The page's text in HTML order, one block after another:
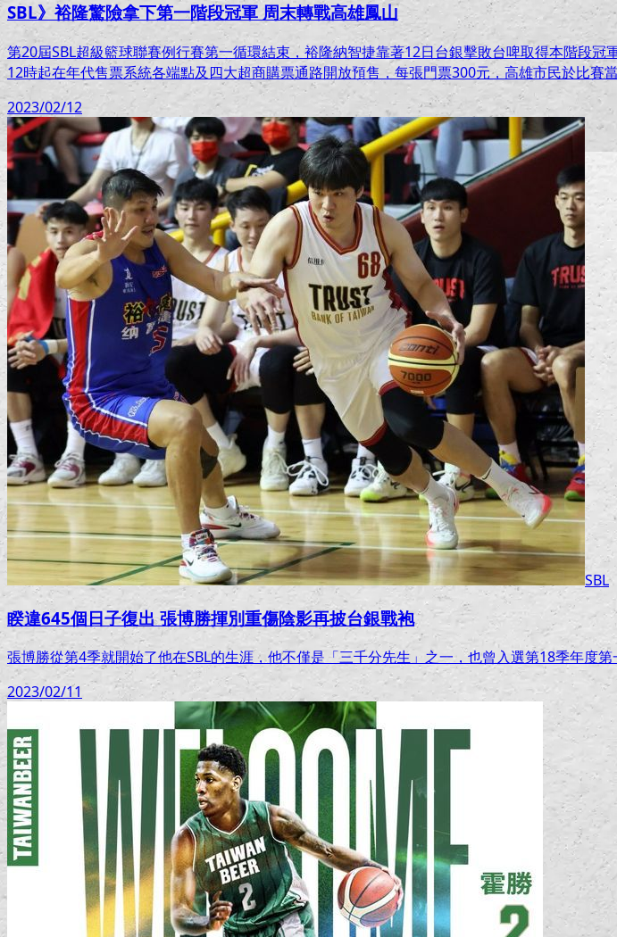
SBL》裕隆驚險拿下第一階段冠軍 周末轉戰高雄鳳山
第20屆SBL超級籃球聯賽例行賽第一循環結束，裕隆納智捷靠著12日台銀擊敗台啤取得本階段
12時起在年代售票系統各端點及四大超商購票通路開放預售，每張門票300元，高雄市民於比賽
2023/02/12
SBL
睽違645個日子復出 張博勝揮別重傷陰影再披台銀戰袍
張博勝從第4季就開始了他在SBL的生涯，他不僅是「三千分先生」之一，也曾入選第18季年度第
2023/02/11